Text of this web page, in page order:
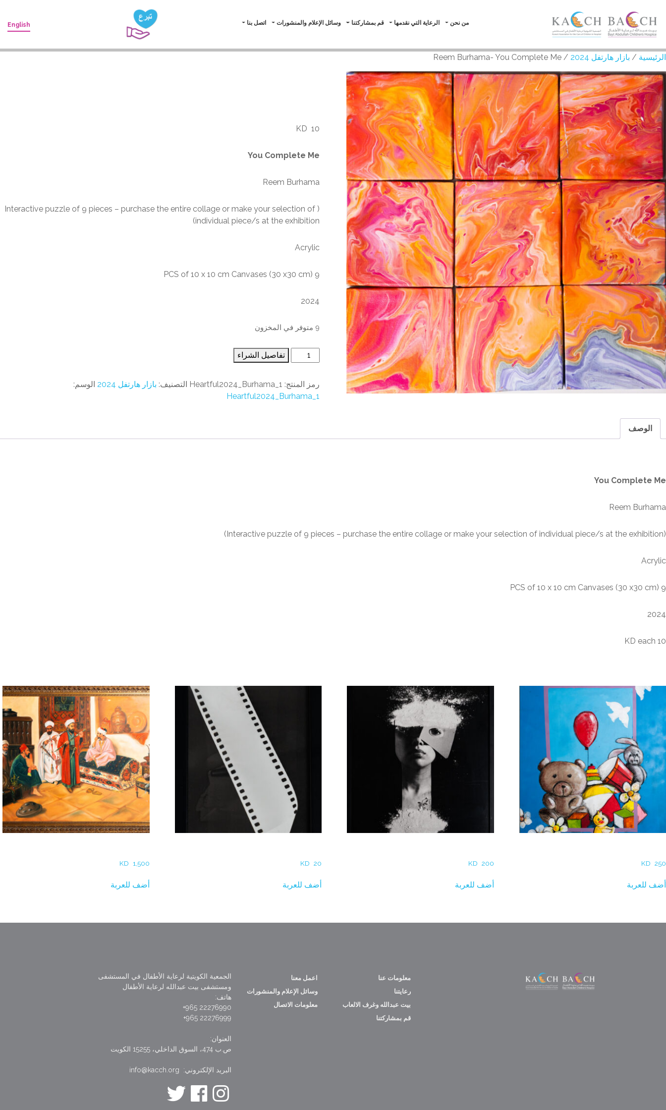
من نحن الرعاية التي نقدمها قم بمشاركتنا وسائل الإعلام والمنشورات اتصل بنا English
الرئيسية / بازار هارتفل 2024 / Reem Burhama- You Complete Me
KD 10
You Complete Me
Reem Burhama
( Interactive puzzle of 9 pieces – purchase the entire collage or make your selection of
individual piece/s at the exhibition)
Acrylic
9 PCS of 10 x 10 cm Canvases (30 x30 cm)
2024
9 متوفر في المخزون
تفاصيل الشراء
رمز المنتج: Heartful2024_Burhama_1 التصنيف: بازار هارتفل 2024
الوسم:
Heartful2024_Burhama_1
الوصف
You Complete Me
Reem Burhama
(Interactive puzzle of 9 pieces – purchase the entire collage or make your selection of individual piece/s at the exhibition)
Acrylic
9 PCS of 10 x 10 cm Canvases (30 x30 cm)
2024
10 KD each
KD 250
أضف للعربة
KD 200
أضف للعربة
KD 20
أضف للعربة
KD 1,500
أضف للعربة
معلومات عنا
رعايتنا
بيت عبدالله وغرف الالعاب
قم بمشاركتنا
اعمل معنا
وسائل الإعلام والمنشورات
معلومات الاتصال
الجمعية الكويتية لرعاية الأطفال في المستشفى
ومستشفى بيت عبدالله لرعاية الأطفال
هاتف:
22276990 965+
22276999 965+
العنوان:
ص.ب 474، السوق الداخلي، 15255 الكويت
البريد الإلكتروني: info@kacch.org